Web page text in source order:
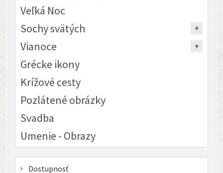
Veľká Noc
Sochy svätých
Vianoce
Grécke ikony
Krížové cesty
Pozlátené obrázky
Svadba
Umenie - Obrazy
Dostupnosť